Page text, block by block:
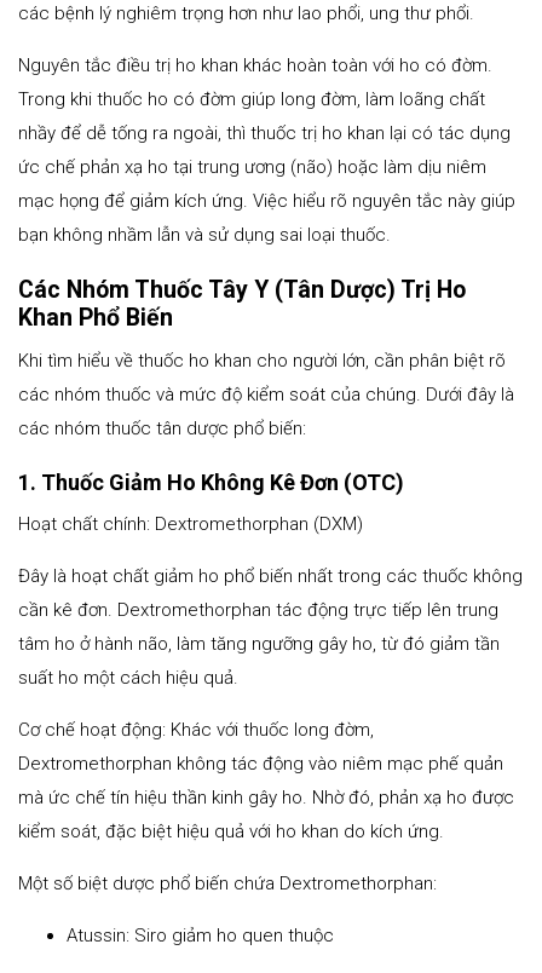
các bệnh lý nghiêm trọng hơn như lao phổi, ung thư phổi.
Nguyên tắc điều trị ho khan khác hoàn toàn với ho có đờm.
Trong khi thuốc ho có đờm giúp long đờm, làm loãng chất
nhầy để dễ tống ra ngoài, thì thuốc trị ho khan lại có tác dụng
ức chế phản xạ ho tại trung ương (não) hoặc làm dịu niêm
mạc họng để giảm kích ứng. Việc hiểu rõ nguyên tắc này giúp
bạn không nhầm lẫn và sử dụng sai loại thuốc.
Các Nhóm Thuốc Tây Y (Tân Dược) Trị Ho
Khan Phổ Biến
Khi tìm hiểu về thuốc ho khan cho người lớn, cần phân biệt rõ
các nhóm thuốc và mức độ kiểm soát của chúng. Dưới đây là
các nhóm thuốc tân dược phổ biến:
1. Thuốc Giảm Ho Không Kê Đơn (OTC)
Hoạt chất chính: Dextromethorphan (DXM)
Đây là hoạt chất giảm ho phổ biến nhất trong các thuốc không
cần kê đơn. Dextromethorphan tác động trực tiếp lên trung
tâm ho ở hành não, làm tăng ngưỡng gây ho, từ đó giảm tần
suất ho một cách hiệu quả.
Cơ chế hoạt động: Khác với thuốc long đờm,
Dextromethorphan không tác động vào niêm mạc phế quản
mà ức chế tín hiệu thần kinh gây ho. Nhờ đó, phản xạ ho được
kiểm soát, đặc biệt hiệu quả với ho khan do kích ứng.
Một số biệt dược phổ biến chứa Dextromethorphan:
Atussin: Siro giảm ho quen thuộc